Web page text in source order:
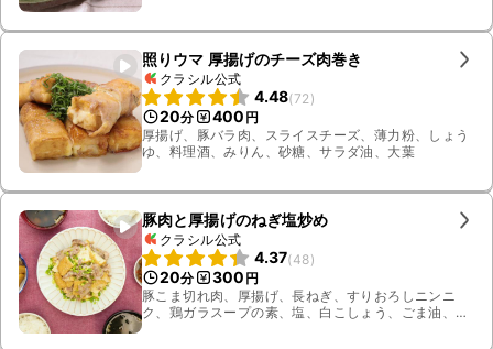
照りウマ 厚揚げのチーズ肉巻き
クラシル公式
4.48(72 )
20分 400 円
厚揚げ、豚バラ肉、スライスチーズ、薄力粉、しょう
ゆ、料理酒、みりん、砂糖、サラダ油、大葉
豚肉と厚揚げのねぎ塩炒め
クラシル公式
4.37(48)
20分 300 円
豚こま切れ肉、厚揚げ、長ねぎ、すりおろしニンニ
ク、鶏ガラスープの素、塩、白こしょう、ごま油、小